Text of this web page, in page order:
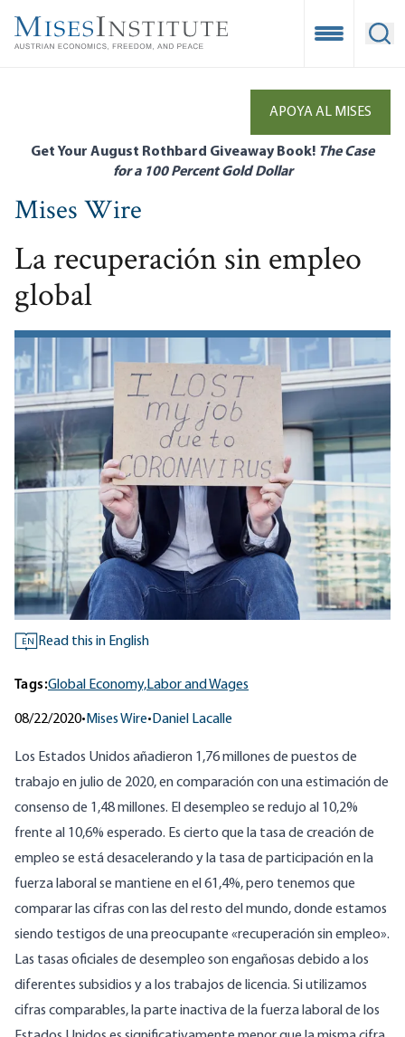
main
Open
APOYA AL MISES
Get Your August Rothbard Giveaway Book! The Case
for a 100 Percent Gold Dollar
Mises Wire
La recuperación sin empleo
global
EN Read this in English
Tags:Global Economy,Labor and Wages
08/22/2020• Mises Wire• Daniel Lacalle
Los Estados Unidos añadieron 1,76 millones de puestos de
trabajo en julio de 2020, en comparación con una estimación de
consenso de 1,48 millones. El desempleo se redujo al 10,2%
frente al 10,6% esperado. Es cierto que la tasa de creación de
empleo se está desacelerando y la tasa de participación en la
fuerza laboral se mantiene en el 61,4%, pero tenemos que
comparar las cifras con las del resto del mundo, donde estamos
siendo testigos de una preocupante «recuperación sin empleo».
Las tasas oficiales de desempleo son engañosas debido a los
diferentes subsidios y a los trabajos de licencia. Si utilizamos
cifras comparables, la parte inactiva de la fuerza laboral de los